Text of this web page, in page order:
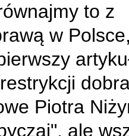
to z
w
Piotra
ale